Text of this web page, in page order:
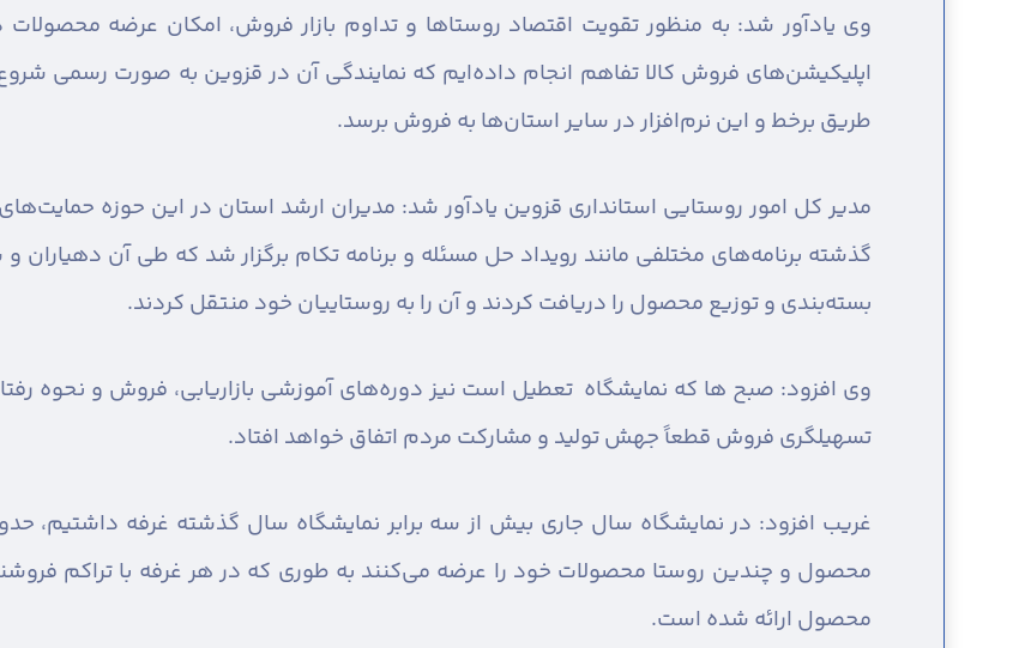
وی یادآور شد: به منظور تقویت اقتصاد روستاها و تداوم بازار فروش، امکان عرضه
اپلیکیشن‌های فروش کالا تفاهم انجام داده‌ایم که نمایندگی آن در قزوین به صورت رسمی
طریق برخط و این نرم‌افزار در سایر استان‌ها به فروش برسد.
مدیر کل امور روستایی استانداری قزوین یادآور شد: مدیران ارشد استان در این حوزه
گذشته برنامه‌های مختلفی مانند رویداد حل مسئله و برنامه تکام برگزار شد که طی آن
بسته‌بندی و توزیع محصول را دریافت کردند و آن را به روستاییان خود منتقل کردند.
وی افزود: صبح ها که نمایشگاه تعطیل است نیز دوره‌های آموزشی بازاریابی، فروش و نحوه رفتار
تسهیلگری فروش قطعاً جهش تولید و مشارکت مردم اتفاق خواهد افتاد.
محصول ارائه شده است.